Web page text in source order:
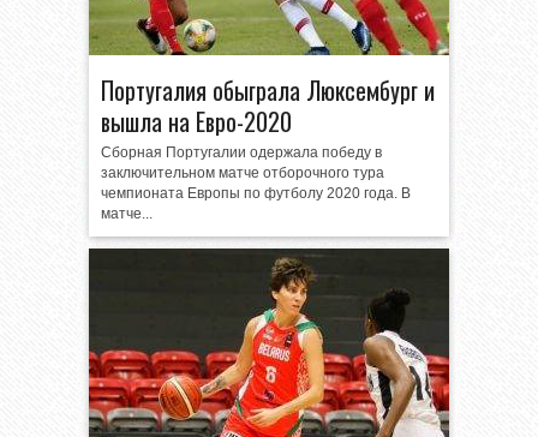
Португалия обыграла Люксембург и
вышла на Евро-2020
Сборная Португалии одержала победу в
заключительном матче отборочного тура
чемпионата Европы по футболу 2020 года. В
матче...